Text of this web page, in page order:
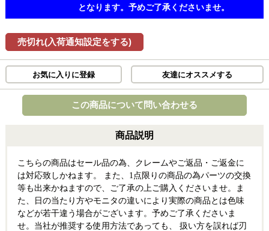
となります。予めご了承くださいませ。
売切れ(入荷通知設定をする)
お気に入りに登録 友達にオススメする
この商品について問い合わせる
商品説明
こちらの商品はセール品の為、クレームやご返品・ご返金に
は対応致しかねます。 また、1点限りの商品の為パーツの交換
等も出来かねますので、ご了承の上ご購入くださいませ。 ま
た、日の当たり方やモニタの違いにより実際の商品とは色味
などが若干違う場合がございます。 予めご了承くださいま
せ。 当社が推奨する使用方法であっても、 扱い方を誤れば刃